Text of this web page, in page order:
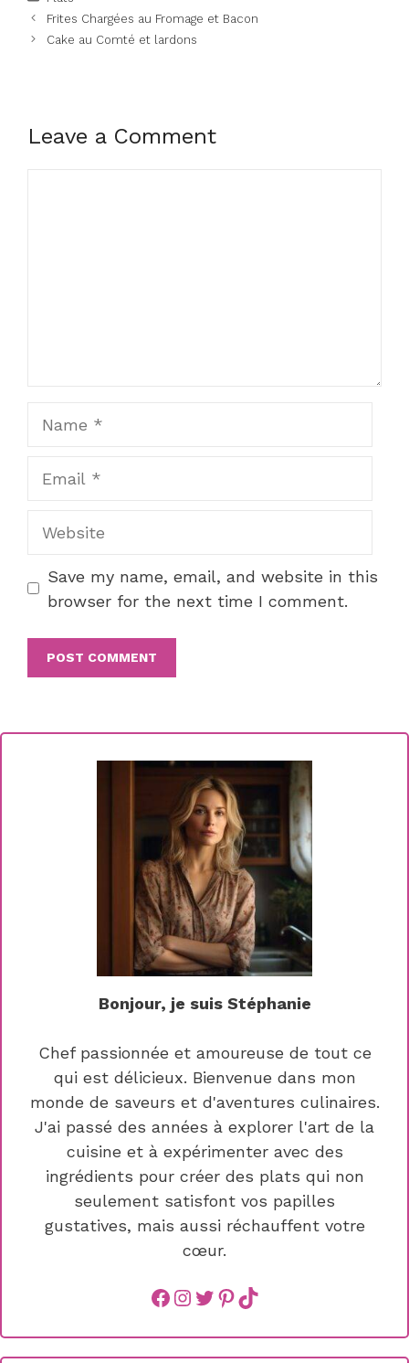
Frites Chargées au Fromage et Bacon
Cake au Comté et lardons
Leave a Comment
Save my name, email, and website in this
browser for the next time I comment.
Bonjour, je suis Stéphanie
Chef passionnée et amoureuse de tout ce
qui est délicieux. Bienvenue dans mon
monde de saveurs et d'aventures culinaires.
J'ai passé des années à explorer l'art de la
cuisine et à expérimenter avec des
ingrédients pour créer des plats qui non
seulement satisfont vos papilles
gustatives, mais aussi réchauffent votre
cœur.
Facebook
instagram
Twitter
Pinterest
TikTok